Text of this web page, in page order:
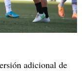
adicional de